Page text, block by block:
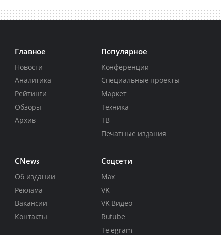
Главное
Новости
Аналитика
Рейтинги
Обзоры
Архив
Популярное
Конференции
Специальные проекты
Маркет
Техника
ТВ
Печатные издания
CNews
Об издании
Реклама
Вакансии
Контакты
Соцсети
Max
VK
VK Видео
Rutube
Telegram